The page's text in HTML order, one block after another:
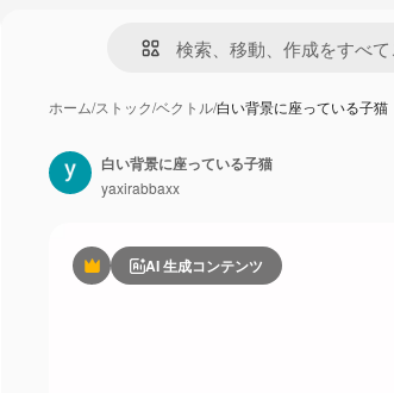
ホーム/ストック/ベクトル/白い背景に座っている子猫
PremiumAI 生成コンテンツ
白い背景に座っている子猫
yaxirabbaxx